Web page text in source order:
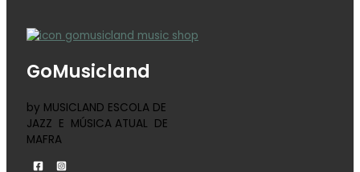
GoMusicland
by MUSICLAND ESCOLA DE
JAZZ E MÚSICA ATUAL DE
MAFRA